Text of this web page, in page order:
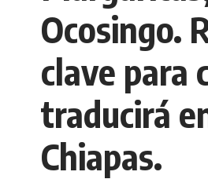
Ocosingo.
clave para
traducirá
Chiapas.